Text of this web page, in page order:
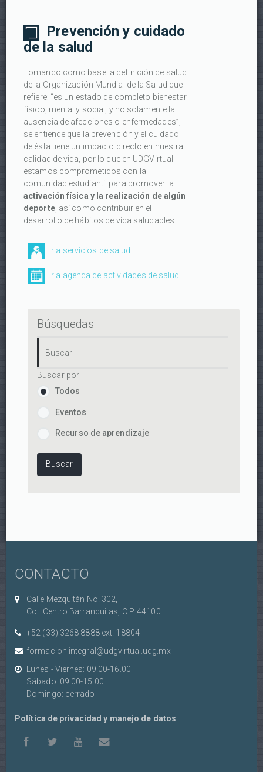
Prevención y cuidado
de la salud
Tomando como base la definición de salud
de la Organización Mundial de la Salud que
refiere: “es un estado de completo bienestar
físico, mental y social, y no solamente la
ausencia de afecciones o enfermedades”,
se entiende que la prevención y el cuidado
de ésta tiene un impacto directo en nuestra
calidad de vida, por lo que en UDGVirtual
estamos comprometidos con la
comunidad estudiantil para promover la
activación física y la realización de algún
deporte, así como contribuir en el
desarrollo de hábitos de vida saludables.
Ir a servicios de salud
Ir a agenda de actividades de salud
Búsquedas
Buscar por
Todos
Eventos
Recurso de aprendizaje
CONTACTO
Calle Mezquitán No. 302,
Col. Centro Barranquitas, C.P. 44100
+52 (33) 3268 8888‏ ext. 18804
formacion.integral@udgvirtual.udg.mx
Lunes - Viernes: 09.00-16.00
Sábado: 09.00-15.00
Domingo: cerrado
Política de privacidad y manejo de datos